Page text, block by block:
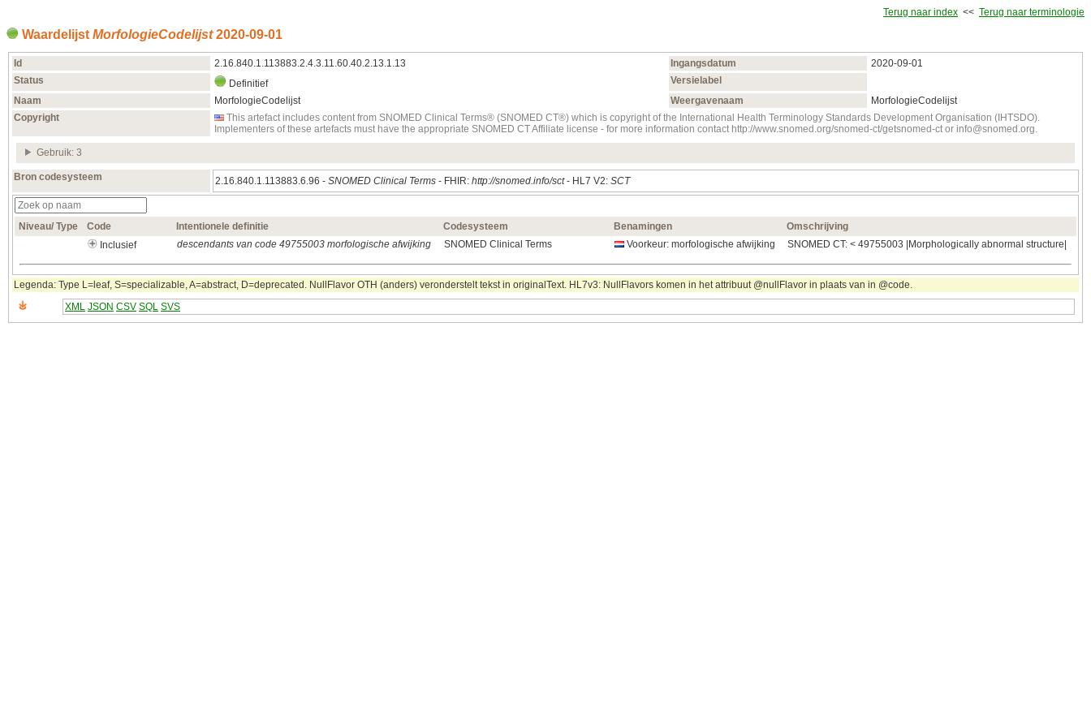
Terug naar index << Terug naar terminologie
Waardelijst MorfologieCodelijst2020‑09‑01
Id 2.16.840.1.113883.2.4.3.11.60.40.2.13.1.13 Ingangsdatum
2020‑09‑01
Status
Definitief
Versielabel
Naam
MorfologieCodelijst Weergavenaam
MorfologieCodelijst
Copyright
This artefact includes content from SNOMED Clinical Terms® (SNOMED CT®) which is copyright of the International Health Terminology Standards Development Organisation (IHTSDO).
Implementers of these artefacts must have the appropriate SNOMED CT Affiliate license - for more information contact http://www.snomed.org/snomed-ct/getsnomed-ct or info@snomed.org.
Gebruik: 3
Bron codesysteem 2.16.840.1.113883.6.96 - SNOMED Clinical Terms - FHIR: http://snomed.info/sct- HL7 V2: SCT
Niveau/ Type Code Intentionele definitie Codesysteem Benamingen
Omschrijving
Inclusief
descendants van code 49755003 morfologische afwijking SNOMED Clinical Terms Voorkeur: morfologische afwijking SNOMED CT: < 49755003 |Morphologically abnormal structure|
Legenda: Type L=leaf, S=specializable, A=abstract, D=deprecated. NullFlavor OTH (anders) veronderstelt tekst in originalText. HL7v3: NullFlavors komen in het attribuut @nullFlavor in plaats van in @code.
XML JSON CSV SQL SVS